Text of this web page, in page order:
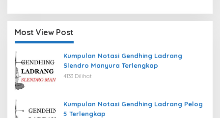
Most View Post
Kumpulan Notasi Gendhing Ladrang
Slendro Manyura Terlengkap
4133 Dilihat
Kumpulan Notasi Gendhing Ladrang Pelog
5 Terlengkap